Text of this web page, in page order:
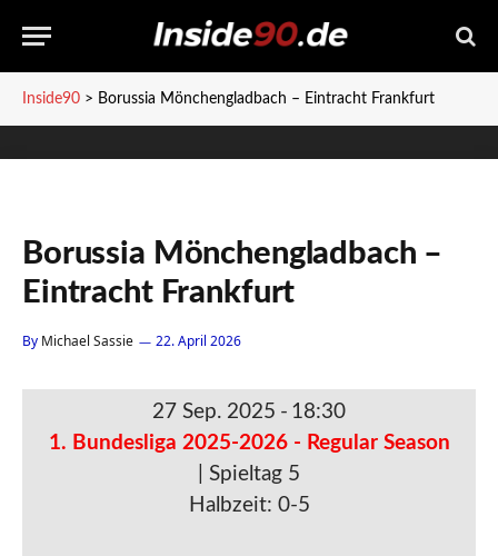
Inside90 > Borussia Mönchengladbach – Eintracht Frankfurt
Borussia Mönchengladbach –
Eintracht Frankfurt
By Michael Sassie 22. April 2026
27 Sep. 2025 - 18:30
1. Bundesliga 2025-2026 - Regular Season
| Spieltag 5
Halbzeit: 0-5